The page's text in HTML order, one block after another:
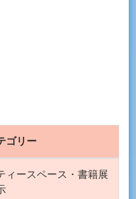
ゴリー
ィースペース・書籍展